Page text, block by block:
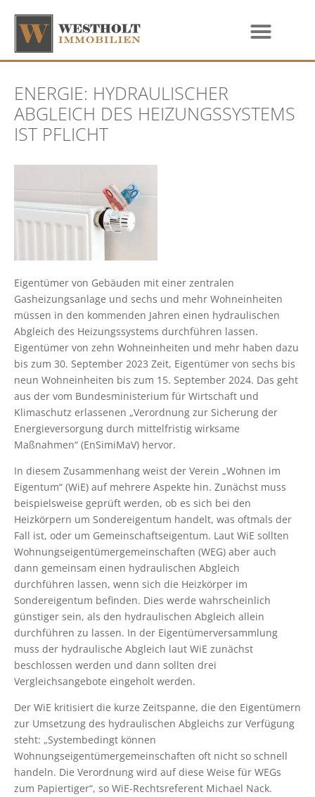
ENERGIE: HYDRAULISCHER
ABGLEICH DES HEIZUNGSSYSTEMS
IST PFLICHT
Eigentümer von Gebäuden mit einer zentralen
Gasheizungsanlage und sechs und mehr Wohneinheiten
müssen in den kommenden Jahren einen hydraulischen
Abgleich des Heizungssystems durchführen lassen.
Eigentümer von zehn Wohneinheiten und mehr haben dazu
bis zum 30. September 2023 Zeit, Eigentümer von sechs bis
neun Wohneinheiten bis zum 15. September 2024. Das geht
aus der vom Bundesministerium für Wirtschaft und
Klimaschutz erlassenen „Verordnung zur Sicherung der
Energieversorgung durch mittelfristig wirksame
Maßnahmen“ (EnSimiMaV) hervor.
In diesem Zusammenhang weist der Verein „Wohnen im
Eigentum“ (WiE) auf mehrere Aspekte hin. Zunächst muss
beispielsweise geprüft werden, ob es sich bei den
Heizkörpern um Sondereigentum handelt, was oftmals der
Fall ist, oder um Gemeinschaftseigentum. Laut WiE sollten
Wohnungseigentümergemeinschaften (WEG) aber auch
dann gemeinsam einen hydraulischen Abgleich
durchführen lassen, wenn sich die Heizkörper im
Sondereigentum befinden. Dies werde wahrscheinlich
günstiger sein, als den hydraulischen Abgleich allein
durchführen zu lassen. In der Eigentümerversammlung
muss der hydraulische Abgleich laut WiE zunächst
beschlossen werden und dann sollten drei
Vergleichsangebote eingeholt werden.
Der WiE kritisiert die kurze Zeitspanne, die den Eigentümern
zur Umsetzung des hydraulischen Abgleichs zur Verfügung
steht: „Systembedingt können
Wohnungseigentümergemeinschaften oft nicht so schnell
handeln. Die Verordnung wird auf diese Weise für WEGs
zum Papiertiger“, so WiE-Rechtsreferent Michael Nack.